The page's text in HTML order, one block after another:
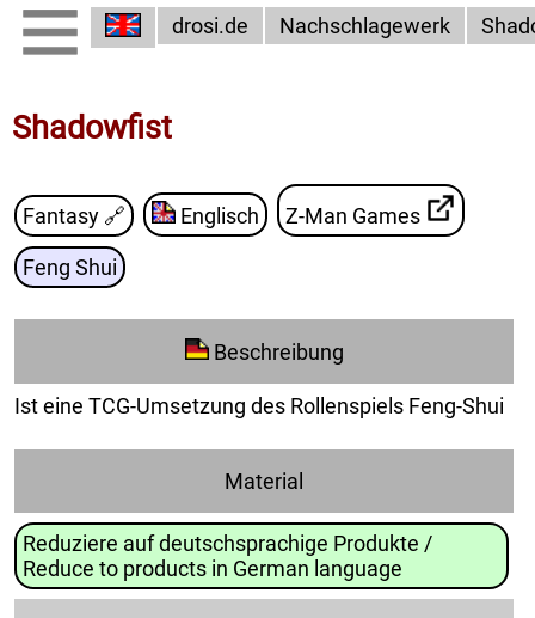
drosi.de Nachschlagewerk
Shadowfist
Fantasy 🔗 Englisch Z-Man Games
Feng Shui
Beschreibung
Ist eine TCG-Umsetzung des Rollenspiels Feng-Shui
Material
Reduziere auf deutschsprachige Produkte /
Reduce to products in German language